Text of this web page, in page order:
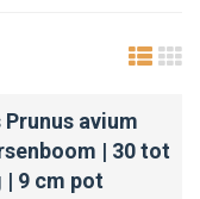
avium
| 30 tot
| 9 cm pot